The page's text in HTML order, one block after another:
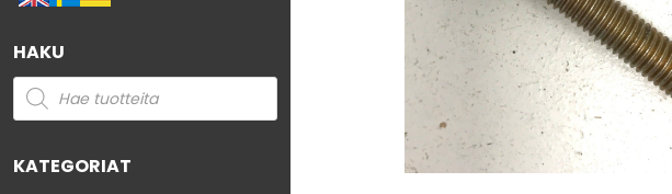
HAKU
KATEGORIAT